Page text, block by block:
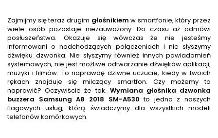
Zajmijmy się teraz drugim głośnikiem w smartfonie, który przez
wiele osób pozostaje niezauważony. Do czasu aż odmówi
posłuszeństwa. Okazuje się wówczas że nie jesteśmy
informowani o nadchodzących połączeniach i nie słyszymy
dźwięku dzwonka. Nie słyszymy również innych powiadomień
systemowych, nie jest możliwe odtwarzanie dźwięków aplikacji,
muzyki i filmów. To naprawdę dziwne uczucie, kiedy w twoich
rękach znajduje się milczący smartfon. Czy możemy to
naprawić? Oczywiście że tak. Wymiana głośnika dzwonka
buzzera Samsung A8 2018 SM-A530 to jedna z naszych
flagowych usług, którą świadczymy dla wszystkich modeli
telefonów komórkowych.